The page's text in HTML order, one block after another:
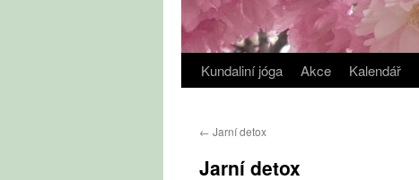
Kundaliní jóga Akce Kalendář
← Jarní detox
Jarní detox